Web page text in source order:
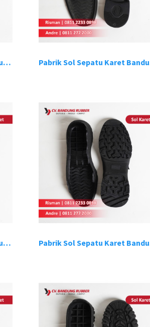
Pabrik Sol Sepatu Karet Bandung 2
Pabrik Sol Sepatu Karet Bandung 6